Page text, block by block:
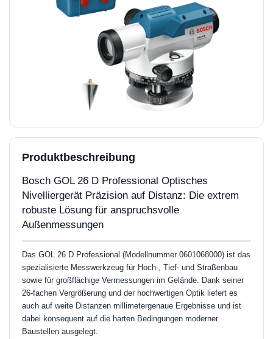
Produktbeschreibung
Bosch GOL 26 D Professional Optisches
Nivelliergerät Präzision auf Distanz: Die extrem
robuste Lösung für anspruchsvolle
Außenmessungen
Das GOL 26 D Professional (Modellnummer 0601068000) ist das
spezialisierte Messwerkzeug für Hoch-, Tief- und Straßenbau
sowie für großflächige Vermessungen im Gelände. Dank seiner
26-fachen Vergrößerung und der hochwertigen Optik liefert es
auch auf weite Distanzen millimetergenaue Ergebnisse und ist
dabei konsequent auf die harten Bedingungen moderner
Baustellen ausgelegt.